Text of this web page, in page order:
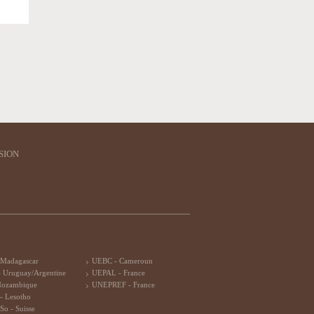
Uruguay/Argentine
Lesotho
- Suisse
UEBC - Cameroun
UEPAL - France
UNEPREF - France